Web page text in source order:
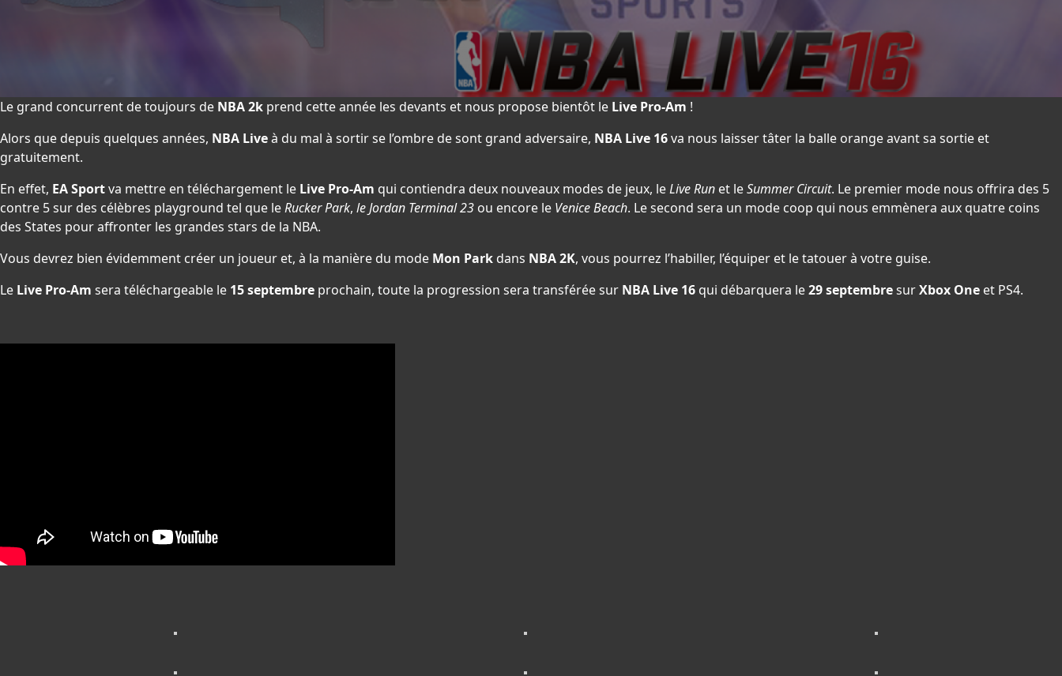
Le grand concurrent de toujours de NBA 2k prend cette année les devants et nous propose bientôt le Live Pro-Am !
Alors que depuis quelques années, NBA Liveà du mal à sortir se l’ombre de sont grand adversaire, NBA Live 16va nous laisser tâter la balle orange avant sa sortie et
gratuitement.
En effet, EA Sportva mettre en téléchargement le Live Pro-Am qui contiendra deux nouveaux modes de jeux, leLive Run et leSummer Circuit. Le premier mode nous offrira des 5
contre 5 sur des célèbres playground tel que leRucker Park, le Jordan Terminal 23 ou encore le Venice Beach. Le second sera un mode coop qui nous emmènera aux quatre coins
des States pour affronter les grandes stars de la NBA.
Vous devrez bien évidemment créer un joueur et, à la manière du mode Mon Park dans NBA 2K, vous pourrez l’habiller, l’équiper et le tatouer à votre guise.
Le Live Pro-Am sera téléchargeable le 15 septembre prochain, toute la progression sera transférée sur NBA Live 16 qui débarquera le29 septembresurXbox One et PS4.